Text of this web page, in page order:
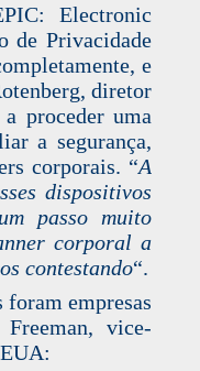
Electronic
de Privacidade
, e
diretor
proceder uma
a segurança,
corporais. “A
dispositivos
passo muito
corporal a
contestando“.
foram empresas
vice-